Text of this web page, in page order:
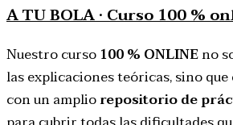
A TU BOLA · Curso 100 %
Nuestro curso 100 % ONLINEno
las explicaciones teóricas, sino
con un ampliorepositorio de